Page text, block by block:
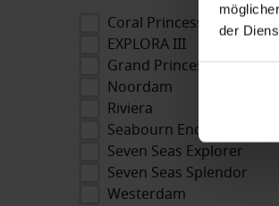
der
Coral Princess
EXPLORA III
Grand Princess
Noordam
Riviera
Seabourn Encore
Seven Seas Explorer
Seven Seas Splendor
Westerdam